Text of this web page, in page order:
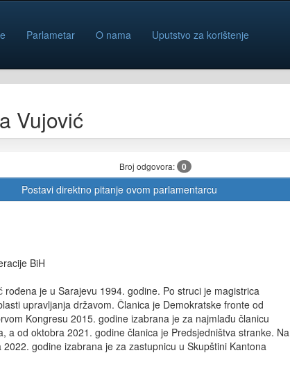
Parlametar O nama Uputstvo za korištenje
Vujović
Broj odgovora: 0
Postavi direktno pitanje ovom parlamentarcu
BiH
rođena je u Sarajevu 1994. godine. Po struci je magistrica
upravljanja državom. Članica je Demokratske fronte od
Kongresu 2015. godine izabrana je za najmlađu članicu
a od oktobra 2021. godine članica je Predsjedništva stranke. Na
2022. godine izabrana je za zastupnicu u Skupštini Kantona